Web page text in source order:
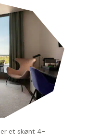
er et skønt 4-